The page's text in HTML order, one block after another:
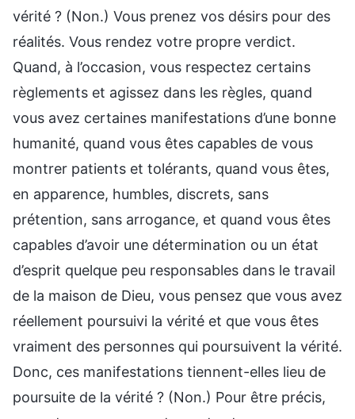
vérité ? (Non.) Vous prenez vos désirs pour des
réalités. Vous rendez votre propre verdict.
Quand, à l’occasion, vous respectez certains
règlements et agissez dans les règles, quand
vous avez certaines manifestations d’une bonne
humanité, quand vous êtes capables de vous
montrer patients et tolérants, quand vous êtes,
en apparence, humbles, discrets, sans
prétention, sans arrogance, et quand vous êtes
capables d’avoir une détermination ou un état
d’esprit quelque peu responsables dans le travail
de la maison de Dieu, vous pensez que vous avez
réellement poursuivi la vérité et que vous êtes
vraiment des personnes qui poursuivent la vérité.
Donc, ces manifestations tiennent-elles lieu de
poursuite de la vérité ? (Non.) Pour être précis,